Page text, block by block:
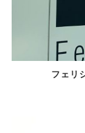
フェリ